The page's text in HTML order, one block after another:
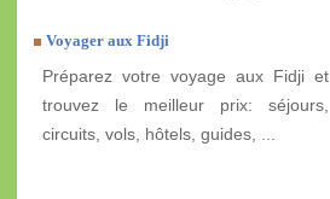
Voyager aux Fidji
Préparez votre voyage aux Fidji et
trouvez le meilleur prix: séjours,
circuits, vols, hôtels, guides, ...